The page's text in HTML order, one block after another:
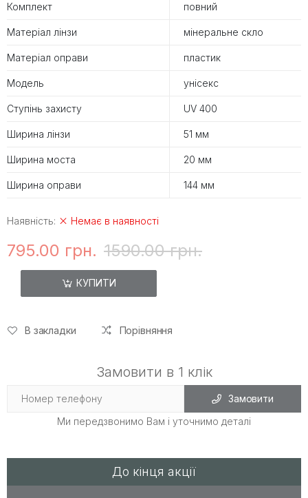
Комплект повний
Матеріал лінзи мінеральне скло
Матеріал оправи пластик
Модель унісекс
Ступінь захисту UV 400
Ширина лінзи 51 мм
Ширина моста 20 мм
Ширина оправи 144 мм
Наявність: Немає в наявності
795.00 грн. 1590.00 грн.
КУПИТИ
В закладки Порівняння
Замовити в 1 клік
Замовити
Ми передзвонимо Вам і уточнимо деталі
До кінця акції